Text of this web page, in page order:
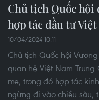
Chủ tịch Quốc hội
hợp tác đầu tư
10/04/2024 10:11
Chủ tịch Quốc hội
quan hệ Việt Nam-
mẽ, trong đó hợp tác
ngừng đi vào chiều sâu,